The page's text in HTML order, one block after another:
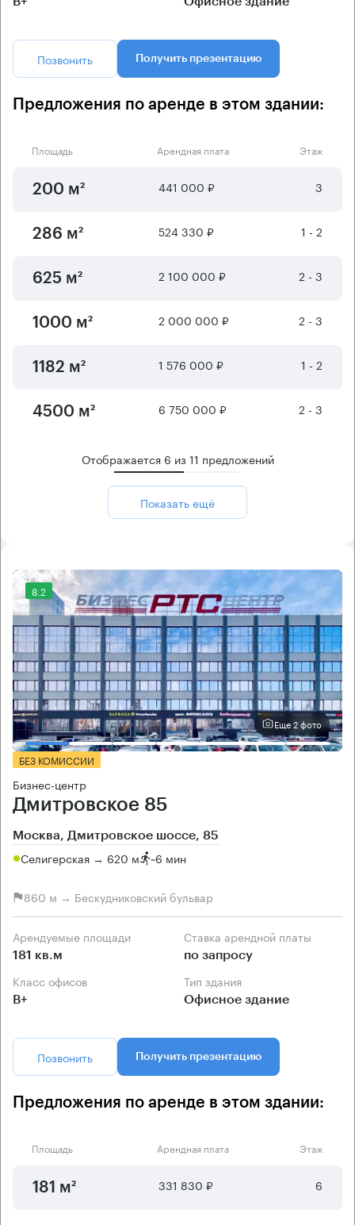
Позвонить Получить презентацию
Предложения по аренде в этом здании:
Площадь Арендная плата Этаж
200 м² 441 000 ₽ 3
286 м² 524 330 ₽ 1 - 2
625 м² 2 100 000 ₽ 2 - 3
1000 м² 2 000 000 ₽ 2 - 3
1182 м² 1 576 000 ₽ 1 - 2
4500 м² 6 750 000 ₽ 2 - 3
Отображается 6 из11 предложений
Показать ещё
8.2
Еще 2 фото
БЕЗ КОМИССИИ
Бизнес-центр
Дмитровское 85
Москва, Дмитровское шоссе, 85
Селигерская → 620 м ~6 мин
860 м → Бескудниковский бульвар
Арендуемые площади
181 кв.м
Ставка арендной платы
по запросу
Класс офисов
B+
Тип здания
Офисное здание
Позвонить Получить презентацию
Предложения по аренде в этом здании:
Площадь Арендная плата Этаж
181 м² 331 830 ₽ 6